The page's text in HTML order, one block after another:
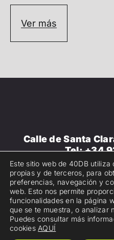
Ver más
Calle de Santa
Tel:+34
Email:
Copyright 2025.
reservados.Aviso legal
Política
Este sitio web de 40DB
propias y de terceros, para
preferencias, navegación y
web. Esto nos permite
funcionalidades en la página
que se te muestra, o analizar
Puedes consultar más
cookies AQUÍ